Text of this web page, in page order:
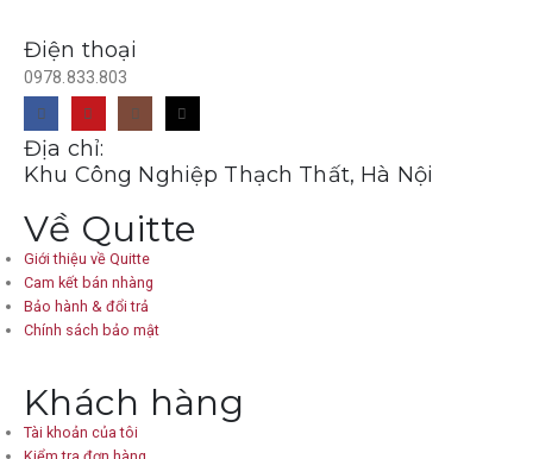
Điện thoại
0978.833.803
Địa chỉ:
Khu Công Nghiệp Thạch Thất, Hà Nội
Về Quitte
Giới thiệu về Quitte
Cam kết bán nhàng
Bảo hành & đổi trả
Chính sách bảo mật
Khách hàng
Tài khoản của tôi